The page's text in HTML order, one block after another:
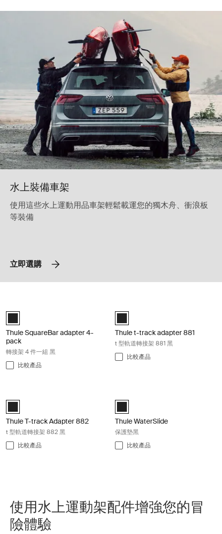
水上裝備車架
使用這些水上運動用品車架輕鬆載運您的獨木舟、衝浪板
等裝備
立即選購
Black (selected)
Thule SquareBar adapter 4-
pack
轉接架 4 件一組 黑
比較產品
Black (selected)
Thule t-track adapter 881
t 型軌道轉接架 881 黑
比較產品
Black (selected)
Thule T-track Adapter 882
t 型軌道轉接架 882 黑
比較產品
Black (selected)
Thule WaterSlide
保護墊黑
比較產品
使用水上運動架配件增強您的冒
險體驗